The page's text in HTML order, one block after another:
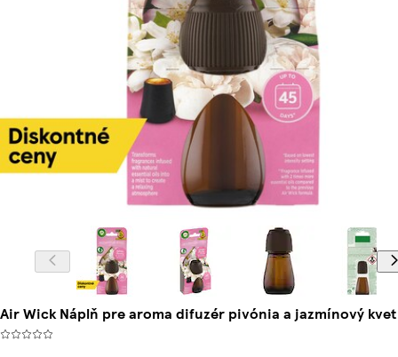
Air Wick Náplň pre aroma difuzér pivónia a jazmínový